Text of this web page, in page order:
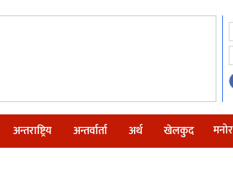
अन्तराष्ट्रिय अन्तर्वार्ता अर्थ खेलकुद